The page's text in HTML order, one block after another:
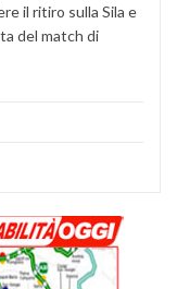
il ritiro sulla Sila e
del match di